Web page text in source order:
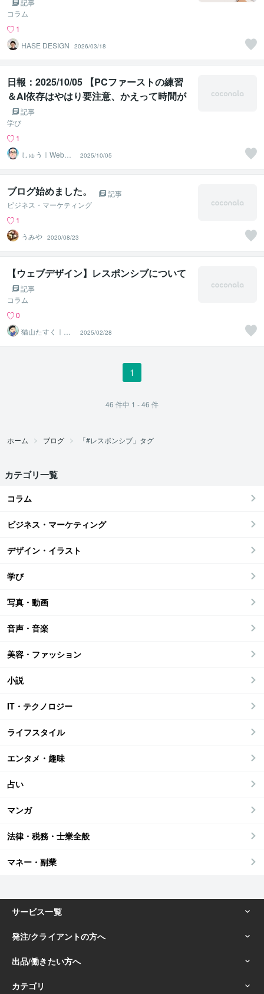
記事
コラム
1
HASE DESIGN
2026/03/18
日報：2025/10/05 【PCファーストの練習
＆AI依存はやはり要注意、かえって時間が
かかった...】
記事
学び
1
しゅう｜Webコ
ーダー
2025/10/05
ブログ始めました。
記事
ビジネス・マーケティング
1
うみや 2020/08/23
【ウェブデザイン】レスポンシブについて
記事
コラム
0
猫山たすく｜親
切・丁寧・すみ
やかな返信
2025/02/28
1
46 件中 1 - 46 件
ホーム ブログ 「#レスポンシブ」タグ
カテゴリ一覧
コラム
ビジネス・マーケティング
デザイン・イラスト
学び
写真・動画
音声・音楽
美容・ファッション
小説
IT・テクノロジー
ライフスタイル
エンタメ・趣味
占い
マンガ
法律・税務・士業全般
マネー・副業